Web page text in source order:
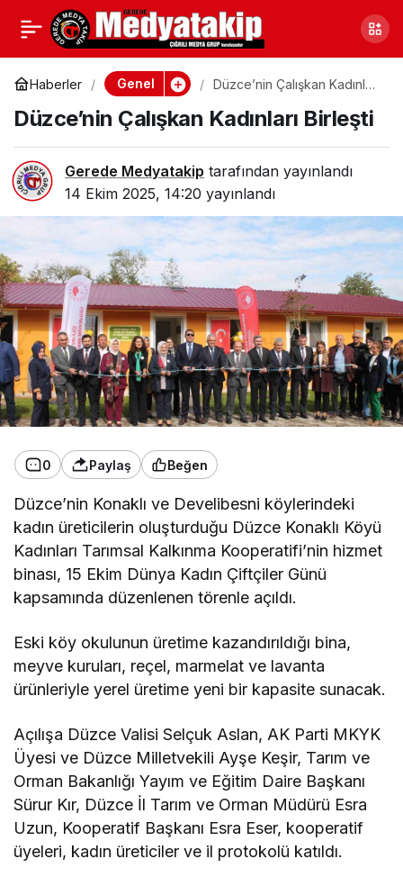
Haberler Genel
Düzce’nin Çalışkan Kadınları
Düzce’nin Çalışkan Kadınları Birleşti
Gerede Medyatakip tarafından yayınlandı
14 Ekim 2025, 14:20 yayınlandı
0 Paylaş Beğen
Düzce’nin Konaklı ve Develibesni köylerindeki
kadın üreticilerin oluşturduğu Düzce Konaklı Köyü
Kadınları Tarımsal Kalkınma Kooperatifi’nin hizmet
binası, 15 Ekim Dünya Kadın Çiftçiler Günü
kapsamında düzenlenen törenle açıldı.
Eski köy okulunun üretime kazandırıldığı bina,
meyve kuruları, reçel, marmelat ve lavanta
ürünleriyle yerel üretime yeni bir kapasite sunacak.
Açılışa Düzce Valisi Selçuk Aslan, AK Parti MKYK
Üyesi ve Düzce Milletvekili Ayşe Keşir, Tarım ve
Orman Bakanlığı Yayım ve Eğitim Daire Başkanı
Sürur Kır, Düzce İl Tarım ve Orman Müdürü Esra
Uzun, Kooperatif Başkanı Esra Eser, kooperatif
üyeleri, kadın üreticiler ve il protokolü katıldı.
Kocaeli’de Dolandırıcılık
Suçlusu Hükümlü
Yakalandı
Paylaş